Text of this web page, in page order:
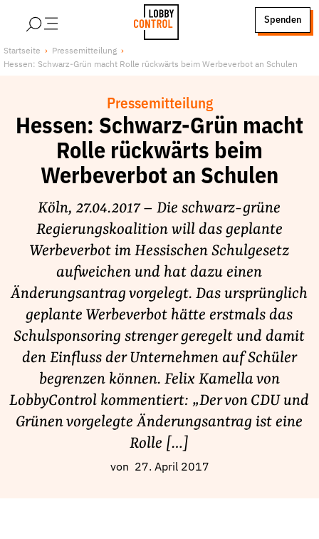
StartSeite
Spenden
Über uns
Finanzierung
Publikationen und Material
Unsere Schwerpunkte
Lobbykontrolle und Regeln
Lobbyismus und Klima
Macht der Digitalkonzerne
Spenden & Fördern
Fördermitglied werden
Jetzt Spenden
Geschenkspende
Bußgelder und Geldauflagen
Projektspende
Startseite
Pressemitteilung
Hessen: Schwarz-Grün macht Rolle rückwärts beim Werbeverbot an Schulen
Pressemitteilung
Hessen: Schwarz-Grün macht
Rolle rückwärts beim
Werbeverbot an Schulen
Köln, 27.04.2017 – Die schwarz-grüne
Regierungskoalition will das geplante
Werbeverbot im Hessischen Schulgesetz
aufweichen und hat dazu einen
Änderungsantrag vorgelegt. Das ursprünglich
geplante Werbeverbot hätte erstmals das
Schulsponsoring strenger geregelt und damit
den Einfluss der Unternehmen auf Schüler
begrenzen können. Felix Kamella von
LobbyControl kommentiert: „Der von CDU und
Grünen vorgelegte Änderungsantrag ist eine
Rolle […]
von 27. April 2017